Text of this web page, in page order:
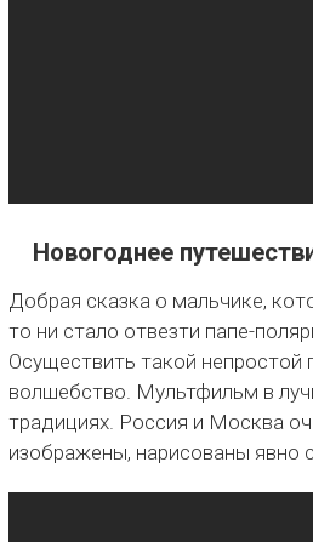
Новогоднее
Добрая сказка о мальчике,
то ни стало отвезти папе-
Осуществить такой
волшебство. Мультфильм в
традициях. Россия и Москва
изображены, нарисованы явно